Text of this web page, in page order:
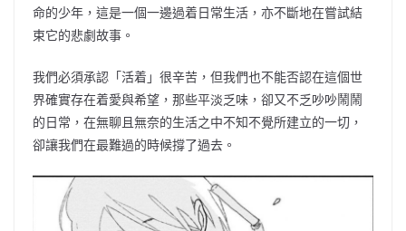
命的少年，這是一個一邊過着日常生活，亦不斷地在嘗試結
束它的悲劇故事。
我們必須承認「活着」很辛苦，但我們也不能否認在這個世
界確實存在着愛與希望，那些平淡乏味，卻又不乏吵吵鬧鬧
的日常，在無聊且無奈的生活之中不知不覺所建立的一切，
卻讓我們在最難過的時候撐了過去。